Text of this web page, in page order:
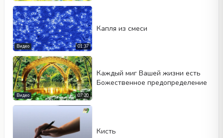
01:37
Видео
Капля из смеси
07:20
Видео
Каждый миг Вашей жизни есть
Божественное предопределение
Кисть